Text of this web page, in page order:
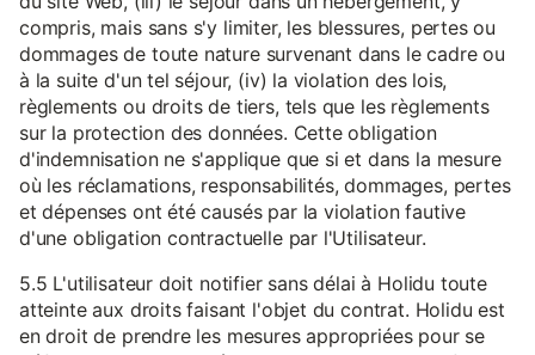
compris, mais sans s'y limiter, les blessures, pertes ou
dommages de toute nature survenant dans le cadre ou
à la suite d'un tel séjour, (iv) la violation des lois,
règlements ou droits de tiers, tels que les règlements
sur la protection des données. Cette obligation
d'indemnisation ne s'applique que si et dans la mesure
où les réclamations, responsabilités, dommages, pertes
et dépenses ont été causés par la violation fautive
d'une obligation contractuelle par l'Utilisateur.
5.5 L'utilisateur doit notifier sans délai à Holidu toute
atteinte aux droits faisant l'objet du contrat. Holidu est
en droit de prendre les mesures appropriées pour se